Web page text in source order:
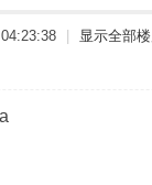
显示全部